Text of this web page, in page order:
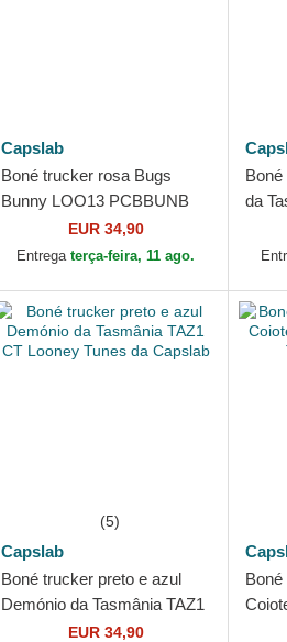
Capslab
Boné trucker rosa Bugs
Bunny LOO13 PCBBUNB
Looney Tunes da Capslab
EUR 34,90
Entregaterça-feira, 11 ago.
da
(5)
Capslab
Boné trucker preto e azul
Demónio da Tasmânia TAZ1
CT Looney Tunes da
EUR 34,90